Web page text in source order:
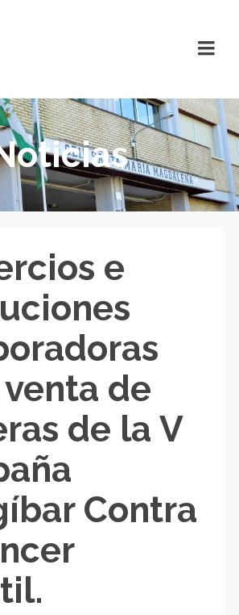
e
de
de la V
Contra